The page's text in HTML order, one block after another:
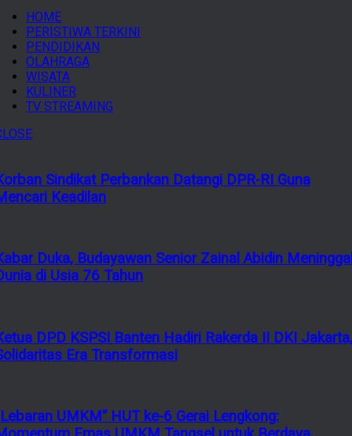
HOME
PERISTIWA TERKINI
PENDIDIKAN
OLAHRAGA
WISATA
KULINER
TV STREAMING
Sindikat Perbankan Datangi DPR-RI Guna
Keadilan
Duka, Budayawan Senior Zainal Abidin
di Usia 76 Tahun
DPD KSPSI Banten Hadiri Rakerda II DKI Jakarta,
Era Transformasi
UMKM” HUT ke-6 Gerai Lengkong: